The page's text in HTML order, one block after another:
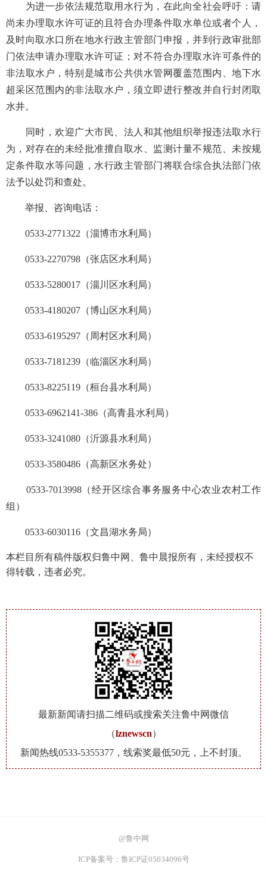
为进一步依法规范取用水行为 ，在此向全社会呼吁：请
尚未办理取水许可证的且符合办理条件取水单位或者个人
，
及时向取水口所在地水行政主管部门申报，并到行政审批部
门依法申请办理取水许可证 ；对不符合办理取水许可条件的
非法取水户，特别是城市公共供水管网覆盖范围内、地下水
超采区范围内的非法取水户，须立即进行整改并自行封闭取
水井。
同时，欢迎广大市民 、法人和其他组织举报违法取水行
为，对存在的未经批准擅自取水、监测计量不规范、未按规
定条件取水等问题，水行政主管部门将联合综合执法部门依
法予以处罚和查处。
举报、咨询电话：
0533-2771322（淄博市水利局）
0533-2270798（张店区水利局）
0533-5280017（淄川区水利局）
0533-4180207（博山区水利局）
0533-6195297（周村区水利局）
0533-7181239（临淄区水利局）
0533-8225119（桓台县水利局）
0533-6962141-386（高青县水利局）
0533-3241080（沂源县水利局）
0533-3580486（高新区水务处）
0533-7013998（经开区综合事务服务中心农业农村工作
组）
0533-6030116（文昌湖水务局）
本栏目所有稿件版权归鲁中网、鲁中晨报所有，未经授权不
得转载，违者必究。
最新新闻请扫描二维码或搜索关注鲁中网微信
（lznewscn）
新闻热线0533-5355377，线索奖最低50元，上不封顶。
@鲁中网
ICP备案号：鲁ICP证05034096号